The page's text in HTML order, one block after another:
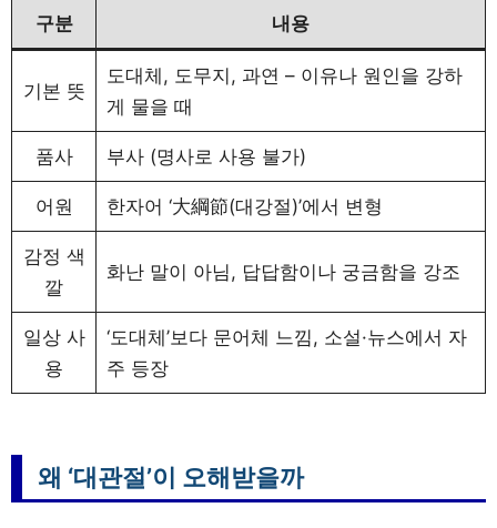
구분 내용
기본 뜻
도대체, 도무지, 과연 – 이유나 원인을 강하
게 물을 때
품사 부사 (명사로 사용 불가)
어원 한자어 ‘大綱節(대강절)’에서 변형
감정 색
깔
화난 말이 아님, 답답함이나 궁금함을 강조
일상 사
용
‘도대체’보다 문어체 느낌, 소설·뉴스에서 자
주 등장
왜 ‘대관절’이 오해받을까